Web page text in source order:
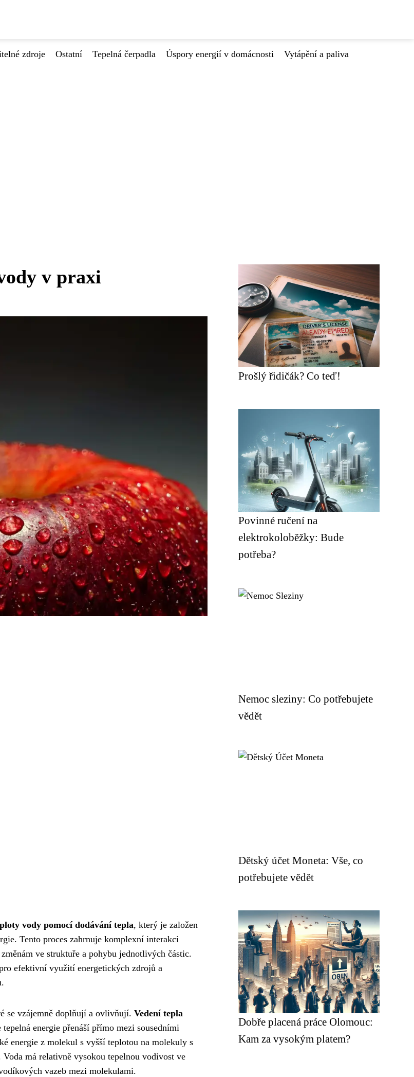
zdroje Ostatní Tepelná čerpadla Úspory energií v domácnosti Vytápění a paliva
v praxi
vody pomocí dodávání tepla, který je založen
Tento proces zahrnuje komplexní interakci
ve struktuře a pohybu jednotlivých částic.
efektivní využití energetických zdrojů a
se vzájemně doplňují a ovlivňují. Vedení tepla
energie přenáší přímo mezi sousedními
energie z molekul s vyšší teplotou na molekuly s
má relativně vysokou tepelnou vodivost ve
vazeb mezi molekulami.
Prošlý řidičák? Co teď!
Povinné ručení na
elektrokoloběžky: Bude
potřeba?
Nemoc sleziny: Co potřebujete
vědět
Dětský účet Moneta: Vše, co
potřebujete vědět
Dobře placená práce Olomouc:
Kam za vysokým platem?